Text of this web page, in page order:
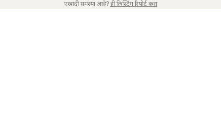
एखादी समस्या आहे? ही लिस्टिंग रिपोर्ट करा